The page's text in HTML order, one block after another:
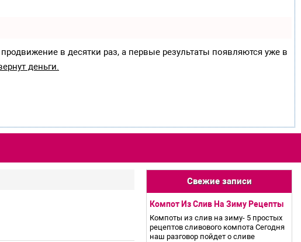
продвижение в десятки раз, а первые результаты появляются уже в
деньги.
Свежие записи
Компот Из Слив На Зиму Рецепты
Компоты из слив на зиму- 5 простых
рецептов сливового компота Сегодня
наш разговор пойдет о сливе